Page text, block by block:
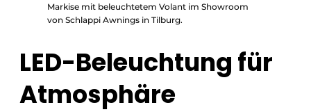
Markise mit beleuchtetem Volant im Showroom
von Schlappi Awnings in Tilburg.
LED-Beleuchtung für
Atmosphäre